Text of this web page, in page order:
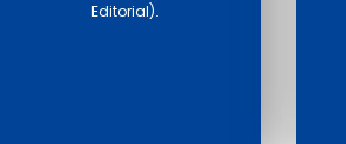
Editorial).